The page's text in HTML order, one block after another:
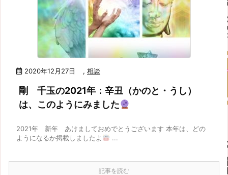
2020年12月27日 , 相談
剛 千玉の2021年：辛丑（かのと・うし）
は、このようにみました
2021年 新年 あけましておめでとうございます 本年は、どの
ようになるか掲載しましたよ
...
記事を読む